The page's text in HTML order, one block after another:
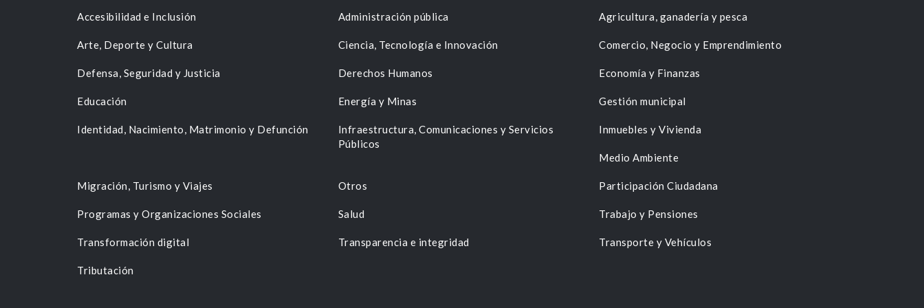
Accesibilidad e Inclusión Administración pública Agricultura, ganadería y pesca
Arte, Deporte y Cultura Ciencia, Tecnología e Innovación Comercio, Negocio y Emprendimiento
Defensa, Seguridad y Justicia Derechos Humanos Economía y Finanzas
Educación Energía y Minas Gestión municipal
Identidad, Nacimiento, Matrimonio y Defunción
Infraestructura, Comunicaciones y Servicios
Públicos
Inmuebles y Vivienda
Medio Ambiente
Migración, Turismo y Viajes Otros Participación Ciudadana
Programas y Organizaciones Sociales Salud Trabajo y Pensiones
Transformación digital Transparencia e integridad Transporte y Vehículos
Tributación